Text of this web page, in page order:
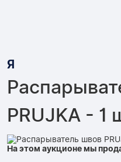
Я
PRUJKA - 1
На этом аукционе мы